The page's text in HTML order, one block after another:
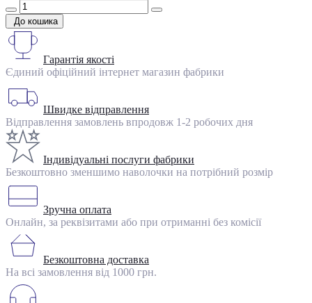
До кошика
Гарантія якості
Єдиний офіційний інтернет магазин фабрики
Швидке відправлення
Відправлення замовлень впродовж 1-2 робочих дня
Індивідуальні послуги фабрики
Безкоштовно зменшимо наволочки на потрібний розмір
Зручна оплата
Онлайн, за реквізитами або при отриманні без комісії
Безкоштовна доставка
На всі замовлення від 1000 грн.